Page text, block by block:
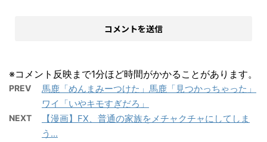
※コメント反映まで1分ほど時間がかかることがあります。
PREV
馬鹿「めんまみーつけた」馬鹿「見つかっちゃった」
ワイ「いやキモすぎだろ」
NEXT
【漫画】FX、普通の家族をメチャクチャにしてしま
う...